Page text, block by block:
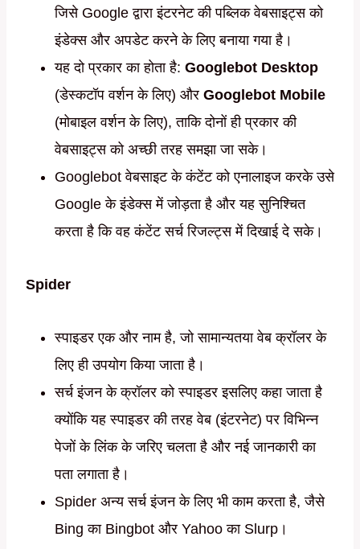
जिसे Google द्वारा इंटरनेट की पब्लिक वेबसाइट्स को
इंडेक्स और अपडेट करने के लिए बनाया गया है।
यह दो प्रकार का होता है: Googlebot Desktop
(डेस्कटॉप वर्शन के लिए) और Googlebot Mobile
(मोबाइल वर्शन के लिए), ताकि दोनों ही प्रकार की
वेबसाइट्स को अच्छी तरह समझा जा सके।
Googlebot वेबसाइट के कंटेंट को एनालाइज करके उसे
Google के इंडेक्स में जोड़ता है और यह सुनिश्चित
करता है कि वह कंटेंट सर्च रिजल्ट्स में दिखाई दे सके।
Spider
स्पाइडर एक और नाम है, जो सामान्यतया वेब क्रॉलर के
लिए ही उपयोग किया जाता है।
सर्च इंजन के क्रॉलर को स्पाइडर इसलिए कहा जाता है
क्योंकि यह स्पाइडर की तरह वेब (इंटरनेट) पर विभिन्न
पेजों के लिंक के जरिए चलता है और नई जानकारी का
पता लगाता है।
Spider अन्य सर्च इंजन के लिए भी काम करता है, जैसे
Bing का Bingbot और Yahoo का Slurp।